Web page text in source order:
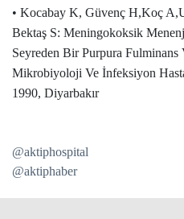
• Kocabay K, Güvenç H,Koç
Bektaş S: Meningokoksik
Seyreden Bir Purpura
Mikrobiyoloji Ve İnfeksiyon
1990, Diyarbakır
@aktiphospital
@aktiphaber